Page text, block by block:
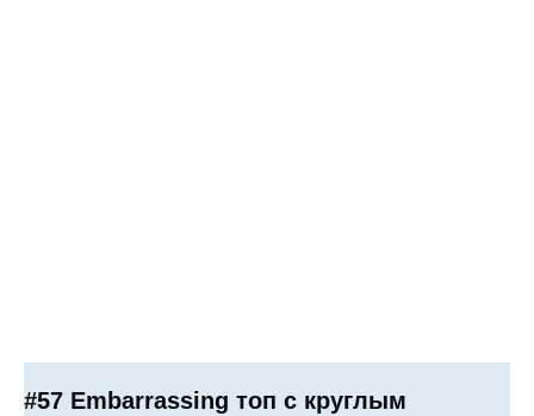
#57 Embarrassing топ с круглым